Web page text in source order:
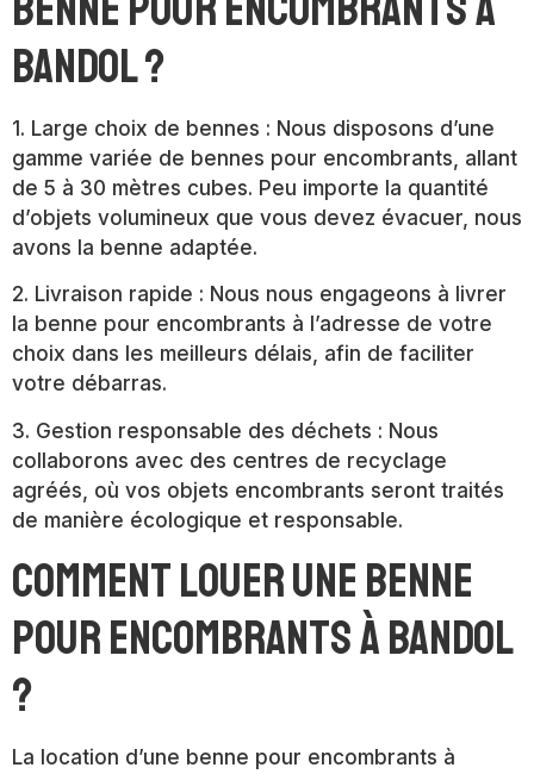
Bandol ?
1. Large choix de bennes : Nous disposons d’une
gamme variée de bennes pour encombrants, allant
de 5 à 30 mètres cubes. Peu importe la quantité
d’objets volumineux que vous devez évacuer, nous
avons la benne adaptée.
2. Livraison rapide : Nous nous engageons à livrer
la benne pour encombrants à l’adresse de votre
choix dans les meilleurs délais, afin de faciliter
votre débarras.
3. Gestion responsable des déchets : Nous
collaborons avec des centres de recyclage
agréés, où vos objets encombrants seront traités
de manière écologique et responsable.
Comment louer une benne
pour encombrants à Bandol
?
La location d’une benne pour encombrants à